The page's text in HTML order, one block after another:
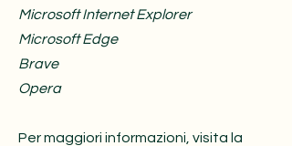
Microsoft Internet Explorer
Microsoft Edge
Brave
Opera
Per maggiori informazioni, visita la